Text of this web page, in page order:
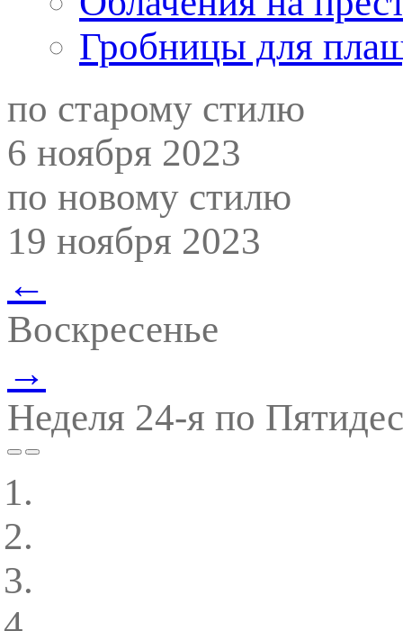
Гробницы для
по старому стилю
6 ноября 2023
по новому стилю
19 ноября 2023
←
Воскресенье
→
Неделя 24-я по